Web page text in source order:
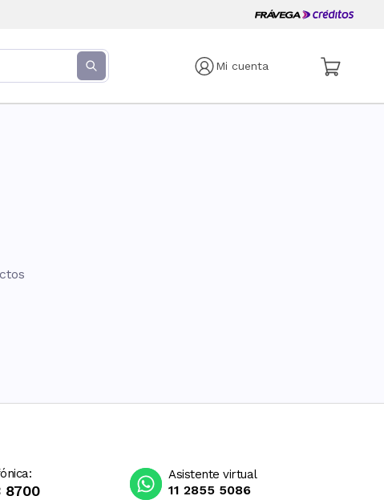
Mi cuenta
8700
Asistente virtual
11 2855 5086